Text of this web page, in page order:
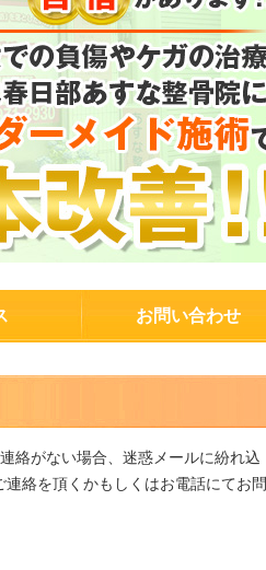
お問い合わせ
絡がない場合、迷惑メールに紛れ込
絡を頂くかもしくはお電話にてお問